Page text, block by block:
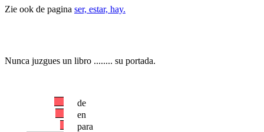
Zie ook de pagina ser, estar, hay.
Nunca juzgues un libro ........ su portada.
de
en
para